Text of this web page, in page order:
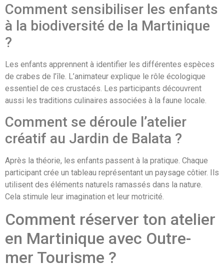
Comment sensibiliser les enfants
à la biodiversité de la Martinique
?
Les enfants apprennent à identifier les différentes espèces
de crabes de l’île. L’animateur explique le rôle écologique
essentiel de ces crustacés. Les participants découvrent
aussi les traditions culinaires associées à la faune locale.
Comment se déroule l’atelier
créatif au Jardin de Balata ?
Après la théorie, les enfants passent à la pratique. Chaque
participant crée un tableau représentant un paysage côtier. Ils
utilisent des éléments naturels ramassés dans la nature.
Cela stimule leur imagination et leur motricité.
Comment réserver ton atelier
en Martinique avec Outre-
mer Tourisme ?